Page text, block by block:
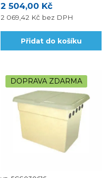
2 504,00 Kč
2 069,42 Kč bez DPH
Přidat do košíku
DOPRAVA ZDARMA